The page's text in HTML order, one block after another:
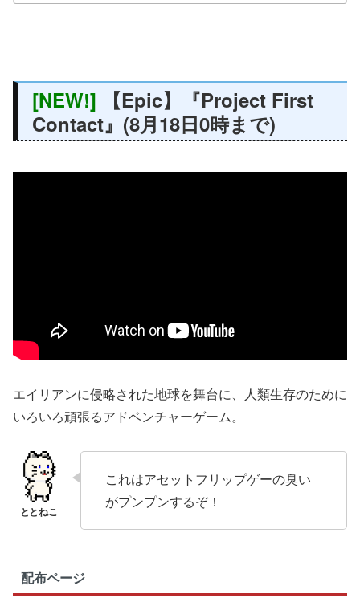
[NEW!]
【Epic】『Project First
Contact』(8月18日0時まで)
エイリアンに侵略された地球を舞台に、人類生存のために
いろいろ頑張るアドベンチャーゲーム。
これはアセットフリップゲーの臭い
がプンプンするぞ！
配布ページ